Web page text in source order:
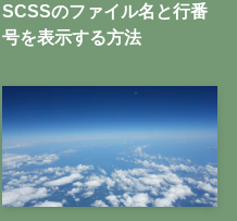
SCSSのファイル名と行番
号を表示する方法